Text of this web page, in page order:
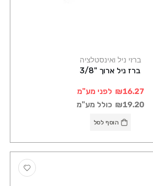
ברזי ניל ואינסטלציה
ברז ניל ארוך "3/8
₪16.27 לפני מע"מ
₪19.20 כולל מע"מ
הוסף לסל